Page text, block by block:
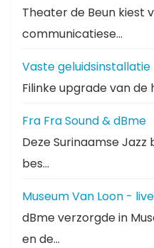
Theater de Beun kiest
communicatiese...
Vaste geluidsinstallatie
Filinke upgrade van de
Fra Fra Sound & dBme
Deze Surinaamse
bes...
Museum Van Loon -
dBme verzorgde in
en de...